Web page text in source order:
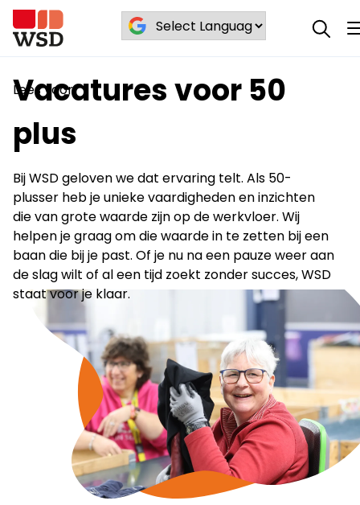
Lees voor
/Blog/Vacatures voor 50 plus
Vacatures voor 50
plus
Bij WSD geloven we dat ervaring telt. Als 50-
plusser heb je unieke vaardigheden en inzichten
die van grote waarde zijn op de werkvloer. Wij
helpen je graag om die waarde in te zetten bij een
baan die bij je past. Of je nu na een pauze weer aan
de slag wilt of al een tijd zoekt zonder succes, WSD
staat voor je klaar.